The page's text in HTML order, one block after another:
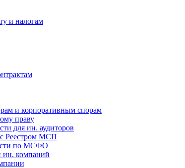
и налогам
и корпоративным спорам
праву
для ин. аудиторов
Реестром МСП
по МСФО
ин. компаний